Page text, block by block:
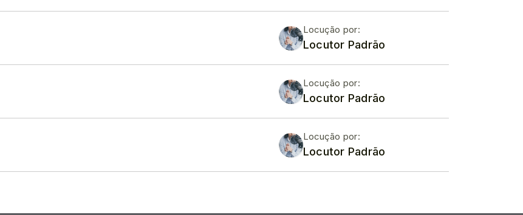
Locução por:
Locutor Padrão
Locução por:
Locutor Padrão
Locução por:
Locutor Padrão